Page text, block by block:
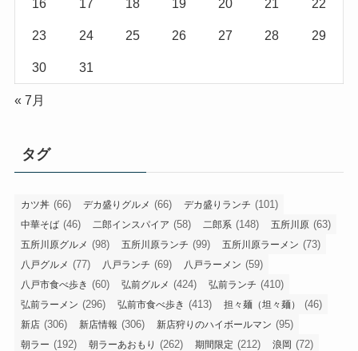
16 17 18 19 20 21 22
23 24 25 26 27 28 29
30 31
« 7月
タグ
カツ丼 (66) デカ盛りグルメ (66) デカ盛りランチ (101)
中華そば (46) 二郎インスパイア (58) 二郎系 (148) 五所川原 (63)
五所川原グルメ (98) 五所川原ランチ (99) 五所川原ラーメン (73)
八戸グルメ (77) 八戸ランチ (69) 八戸ラーメン (59)
八戸市食べ歩き (60) 弘前グルメ (424) 弘前ランチ (410)
弘前ラーメン (296) 弘前市食べ歩き (413) 担々麺（坦々麺） (46)
新店 (306) 新店情報 (306) 新店狩りのハイボールマン (95)
朝ラー (192) 朝ラーあおもり (262) 期間限定 (212) 浪岡 (72)